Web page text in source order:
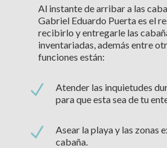
Al instante de arribar a las
Gabriel Eduardo Puerta es el
recibirlo y entregarle las
inventariadas, además entre
funciones están:
N
Atender las inquietudes
para que esta sea de tu
N
Asear la playa y las zonas
cabaña.